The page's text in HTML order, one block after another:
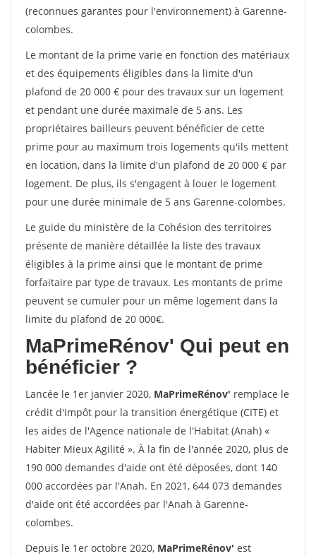
(reconnues garantes pour l'environnement) à Garenne-
colombes.
Le montant de la prime varie en fonction des matériaux
et des équipements éligibles dans la limite d'un
plafond de 20 000 € pour des travaux sur un logement
et pendant une durée maximale de 5 ans. Les
propriétaires bailleurs peuvent bénéficier de cette
prime pour au maximum trois logements qu'ils mettent
en location, dans la limite d'un plafond de 20 000 € par
logement. De plus, ils s'engagent à louer le logement
pour une durée minimale de 5 ans Garenne-colombes.
Le guide du ministère de la Cohésion des territoires
présente de manière détaillée la liste des travaux
éligibles à la prime ainsi que le montant de prime
forfaitaire par type de travaux. Les montants de prime
peuvent se cumuler pour un même logement dans la
limite du plafond de 20 000€.
MaPrimeRénov' Qui peut en
bénéficier ?
Lancée le 1er janvier 2020, MaPrimeRénov' remplace le
crédit d'impôt pour la transition énergétique (CITE) et
les aides de l'Agence nationale de l'Habitat (Anah) «
Habiter Mieux Agilité ». À la fin de l'année 2020, plus de
190 000 demandes d'aide ont été déposées, dont 140
000 accordées par l'Anah. En 2021, 644 073 demandes
d'aide ont été accordées par l'Anah à Garenne-
colombes.
Depuis le 1er octobre 2020, MaPrimeRénov' est